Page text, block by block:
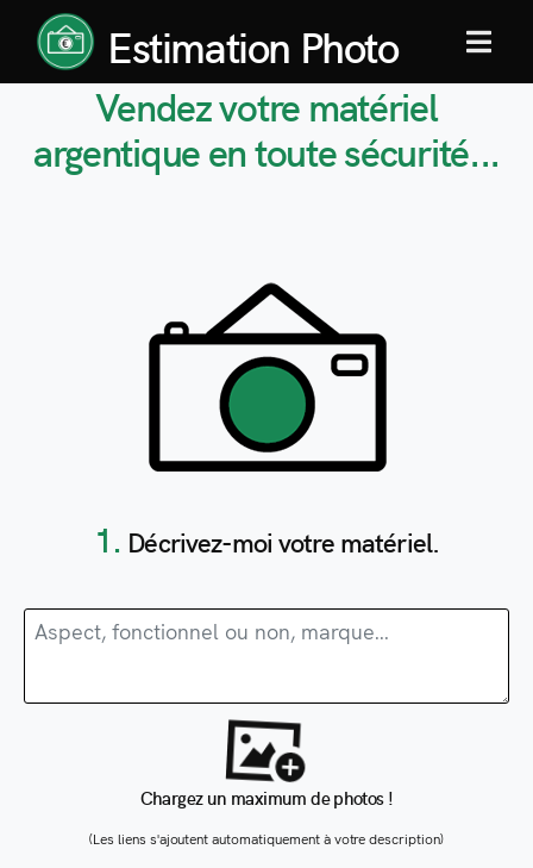
Estimation Photo MENU
Vendez votre matériel
argentiqueen toute sécurité...
1. Décrivez-moi votre matériel.
Chargez un maximum de photos !
(Les liens s'ajoutent automatiquement à votre description)